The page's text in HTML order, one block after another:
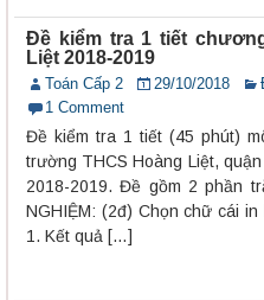
Đề kiểm tra 1 tiết
Liệt 2018-2019
Toán Cấp 2 29/10/2018
1 Comment
Đề kiểm tra 1 tiết (45 phút)
trường THCS Hoàng Liệt,
2018-2019. Đề gồm 2 phần
NGHIỆM: (2đ) Chọn chữ cái
1. Kết quả […]